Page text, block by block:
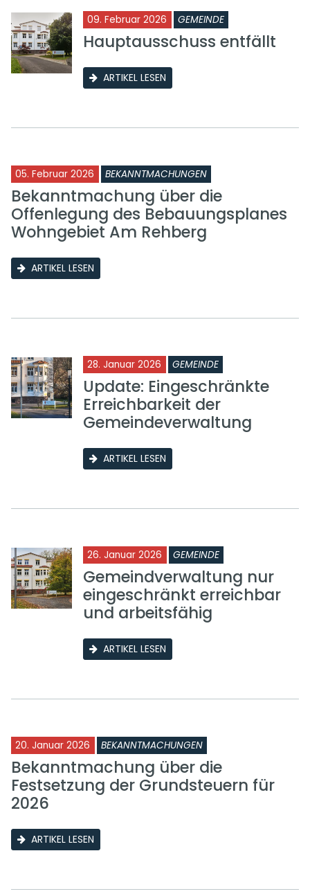
09. Februar 2026 GEMEINDE
Hauptausschuss entfällt
ARTIKEL LESEN
05. Februar 2026 BEKANNTMACHUNGEN
Bekanntmachung über die
Offenlegung des Bebauungsplanes
Wohngebiet Am Rehberg
ARTIKEL LESEN
28. Januar 2026 GEMEINDE
Update: Eingeschränkte
Erreichbarkeit der
Gemeindeverwaltung
ARTIKEL LESEN
26. Januar 2026 GEMEINDE
Gemeindverwaltung nur
eingeschränkt erreichbar
und arbeitsfähig
ARTIKEL LESEN
20. Januar 2026 BEKANNTMACHUNGEN
Bekanntmachung über die
Festsetzung der Grundsteuern für
2026
ARTIKEL LESEN